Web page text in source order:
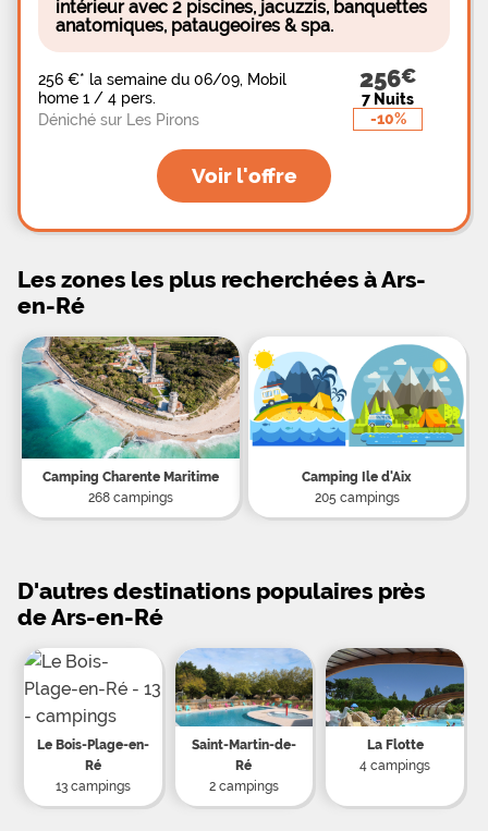
présent dans une tente adjacente à la yourte.
intérieur avec 2 piscines, jacuzzis, banquettes
anatomiques, pataugeoires & spa.
256 €* la semaine du 06/09, Mobil
home 1 / 4 pers.
Déniché sur Les Pirons
256
7 Nuits
-10%
Voir l'offre
Les zones les plus recherchées à Ars-
en-Ré
Camping Charente Maritime
268 campings
Camping Ile d'Aix
205 campings
D'autres destinations populaires près
de Ars-en-Ré
Le Bois-Plage-en-
Ré
13 campings
Saint-Martin-de-
Ré
2 campings
La Flotte
4 campings